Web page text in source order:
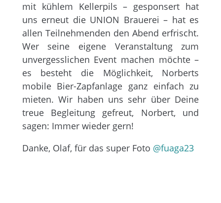
mit kühlem Kellerpils – gesponsert hat
uns erneut die UNION Brauerei – hat es
allen Teilnehmenden den Abend erfrischt.
Wer seine eigene Veranstaltung zum
unvergesslichen Event machen möchte –
es besteht die Möglichkeit, Norberts
mobile Bier-Zapfanlage ganz einfach zu
mieten. Wir haben uns sehr über Deine
treue Begleitung gefreut, Norbert, und
sagen: Immer wieder gern!
Danke, Olaf, für das super Foto @fuaga23